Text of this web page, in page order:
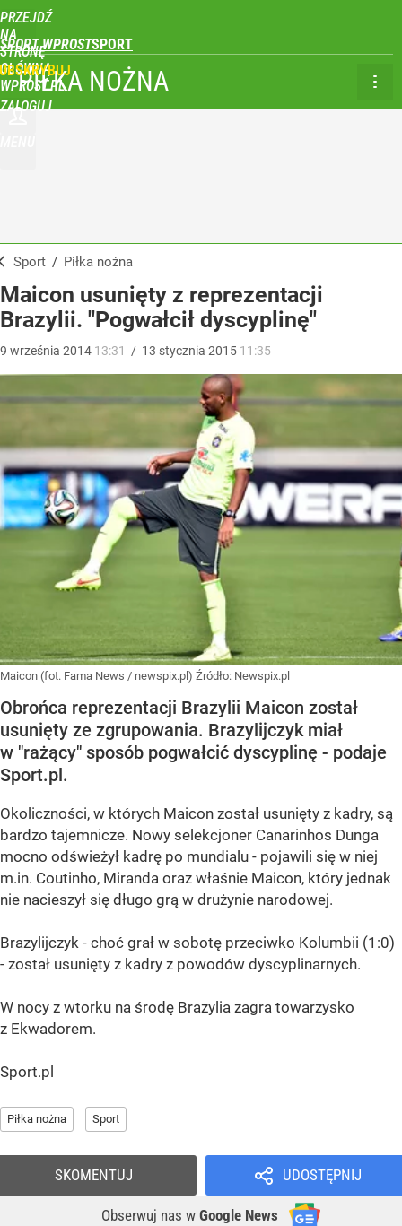
PRZEJDŹ
NA
STRONĘ
GŁÓWNĄ
WPROST.PL
SPORT WPROST
ZALOGUJ
PIŁKA NOŻNA
Sport / Piłka nożna
Maicon usunięty z reprezentacji
Brazylii. "Pogwałcił dyscyplinę"
9 września 2014 13:31 / 13 stycznia 2015 11:35
Maicon (fot. Fama News / newspix.pl) Źródło: Newspix.pl
Obrońca reprezentacji Brazylii Maicon został
usunięty ze zgrupowania. Brazylijczyk miał
w "rażący" sposób pogwałcić dyscyplinę - podaje
Sport.pl.
Okoliczności, w których Maicon został usunięty z kadry, są
bardzo tajemnicze. Nowy selekcjoner Canarinhos Dunga
mocno odświeżył kadrę po mundialu - pojawili się w niej
m.in. Coutinho, Miranda oraz właśnie Maicon, który jednak
nie nacieszył się długo grą w drużynie narodowej.
Brazylijczyk - choć grał w sobotę przeciwko Kolumbii (1:0)
- został usunięty z kadry z powodów dyscyplinarnych.
W nocy z wtorku na środę Brazylia zagra towarzysko
z Ekwadorem.
Sport.pl
Piłka nożna Sport
UDOSTĘPNIJ
Obserwuj nas w Google News
SKOMENTUJ